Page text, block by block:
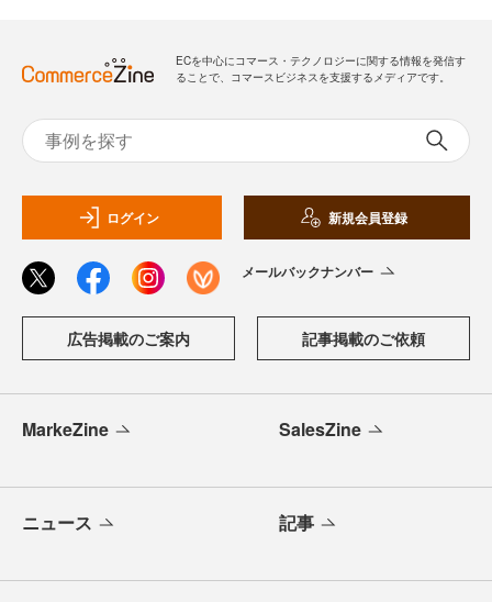
ECを中心にコマース・テクノロジーに関する情報を発信す
ることで、コマースビジネスを支援するメディアです。
ログイン 新規会員登録
メールバックナンバー
広告掲載のご案内 記事掲載のご依頼
MarkeZine SalesZine
ニュース 記事